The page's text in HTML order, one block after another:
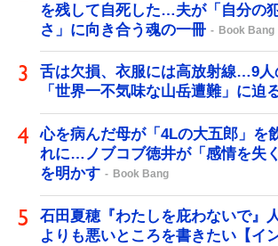
を残して自死した…夫が「自分の
さ」に向き合う魂の一冊
Book Bang
舌は欠損、衣服には高放射線…9人
「世界一不気味な山岳遭難」に迫
心を病んだ母が「4Lの大五郎」を
れに…ノブコブ徳井が「感情を失
を明かす
Book Bang
石田夏穂『わたしを庇わないで』
よりも悪いところを書きたい【イ